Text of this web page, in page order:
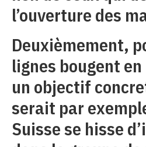
l’ouverture des
Deuxièmement,
lignes bougent
un objectif
serait par
Suisse se hisse